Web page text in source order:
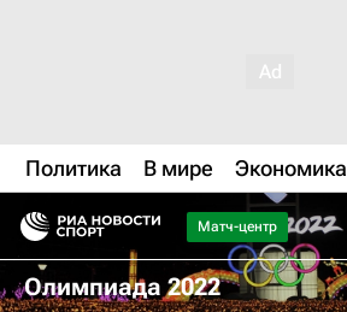
Политика В мире Экономика
Матч-центр
Олимпиада 2022